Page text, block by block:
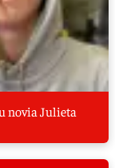
novia Julieta